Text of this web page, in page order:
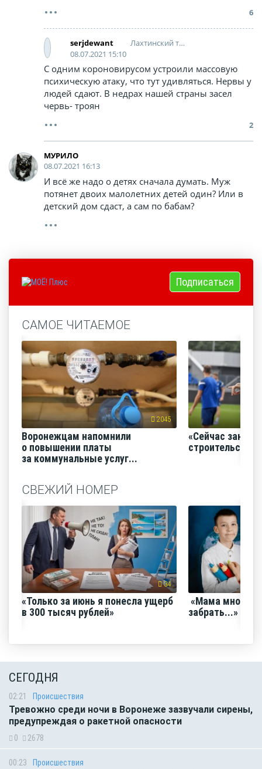
6
serjdewant
Лахтинский тролль
08.07.2021 15:10
С одним короновирусом устроили массовую
психическую атаку, что тут удивляться. Нервы у
людей сдают. В недрах нашей страны засел
червь- троян
2
МУРИЛО
08.07.2021 16:13
И всё же надо о детях сначала думать. Муж
потянет двоих малолетних детей один? Или в
детский дом сдаст, а сам по бабам?
Подписаться
САМОЕ ЧИТАЕМОЕ
2045
Воронежцам напомнили
о повышении платы
за коммунальные услуг...
«Сейчас
СВЕЖИЙ НОМЕР
34
«Только за июнь я понесла ущерб
в 300 тысяч рублей»
«Мама много
забрать...»
СЕГОДНЯ
02:21 Происшествия
Тревожно среди ночи в Воронеже зазвучали сирены,
предупреждая о ракетной опасности
0 2678
00:23 Происшествия